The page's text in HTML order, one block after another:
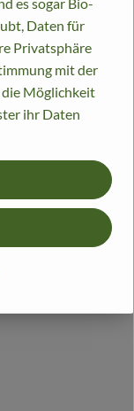
Daten für
Privatsphäre
mit der
Möglichkeit
ihr Daten